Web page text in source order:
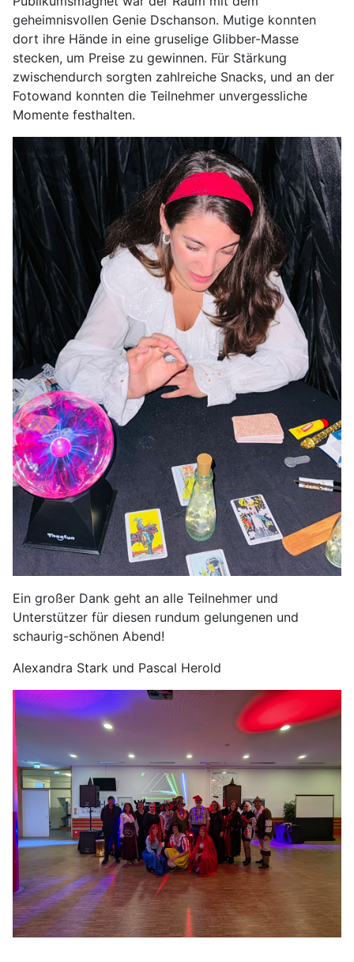
geheimnisvollen Genie Dschanson. Mutige konnten
dort ihre Hände in eine gruselige Glibber-Masse
stecken, um Preise zu gewinnen. Für Stärkung
zwischendurch sorgten zahlreiche Snacks, und an der
Fotowand konnten die Teilnehmer unvergessliche
Momente festhalten.
Ein großer Dank geht an alle Teilnehmer und
Unterstützer für diesen rundum gelungenen und
schaurig-schönen Abend!
Alexandra Stark und Pascal Herold